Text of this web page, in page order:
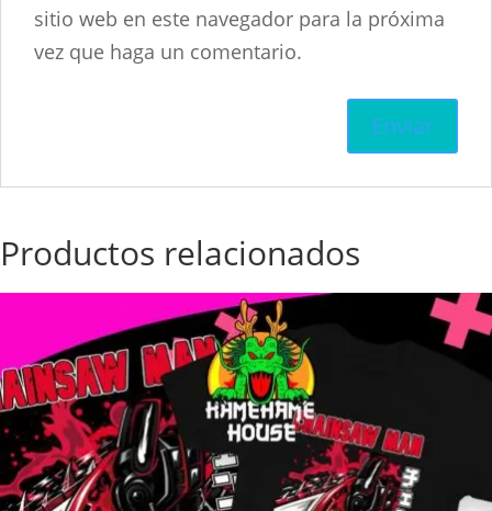
sitio web en este navegador para la próxima
vez que haga un comentario.
Productos relacionados